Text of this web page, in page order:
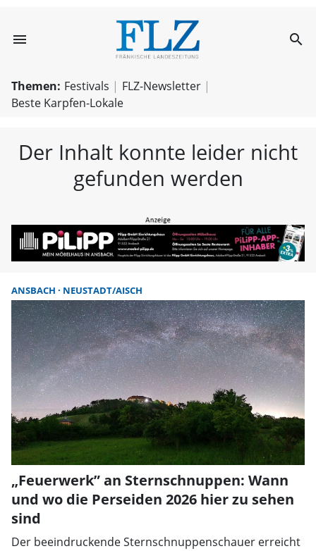
menu FLZ – search
Themen: Festivals
FLZ-Newsletter
Beste Karpfen-Lokale
Der Inhalt konnte leider nicht
gefunden werden
ANSBACH NEUSTADT/AISCH
„Feuerwerk” an Sternschnuppen: Wann
und wo die Perseiden 2026 hier zu sehen
sind
Der beeindruckende Sternschnuppenschauer erreicht